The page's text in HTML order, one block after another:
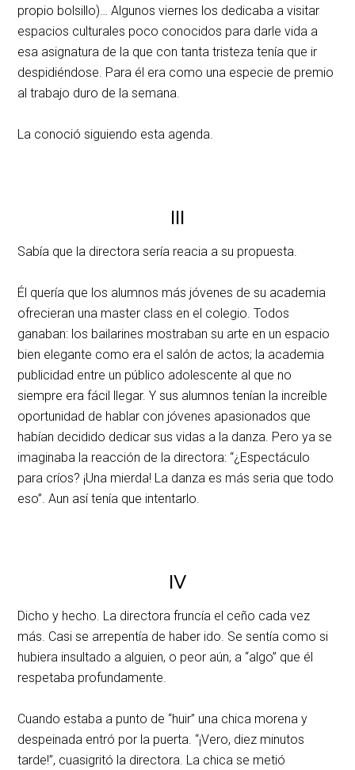
propio bolsillo)… Algunos viernes los dedicaba a visitar
espacios culturales poco conocidos para darle vida a
esa asignatura de la que con tanta tristeza tenía que ir
despidiéndose. Para él era como una especie de premio
al trabajo duro de la semana.
La conoció siguiendo esta agenda.
III
Sabía que la directora sería reacia a su propuesta.
Él quería que los alumnos más jóvenes de su academia
ofrecieran una master class en el colegio. Todos
ganaban: los bailarines mostraban su arte en un espacio
bien elegante como era el salón de actos; la academia
publicidad entre un público adolescente al que no
siempre era fácil llegar. Y sus alumnos tenían la increíble
oportunidad de hablar con jóvenes apasionados que
habían decidido dedicar sus vidas a la danza. Pero ya se
imaginaba la reacción de la directora: “¿Espectáculo
para críos? ¡Una mierda! La danza es más seria que todo
eso”. Aun así tenía que intentarlo.
IV
Dicho y hecho. La directora fruncía el ceño cada vez
más. Casi se arrepentía de haber ido. Se sentía como si
hubiera insultado a alguien, o peor aún, a “algo” que él
respetaba profundamente.
Cuando estaba a punto de “huir” una chica morena y
despeinada entró por la puerta. “¡Vero, diez minutos
tarde!”, cuasigritó la directora. La chica se metió